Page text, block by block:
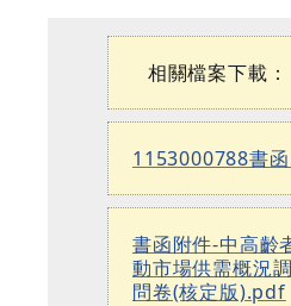
相關檔案下載：
1153000788書
書函附件-中高齡
動市場供需概況
問卷(核定版).pdf